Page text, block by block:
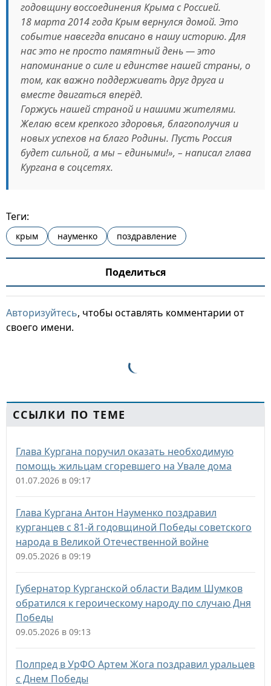
годовщину воссоединения Крыма с Россией.
18 марта 2014 года Крым вернулся домой. Это
событие навсегда вписано в нашу историю. Для
нас это не просто памятный день — это
напоминание о силе и единстве нашей страны, о
том, как важно поддерживать друг друга и
вместе двигаться вперёд.
Горжусь нашей страной и нашими жителями.
Желаю всем крепкого здоровья, благополучия и
новых успехов на благо Родины. Пусть Россия
будет сильной, а мы – едиными!», – написал глава
Кургана в соцсетях.
Теги:
крым науменко поздравление
Поделиться
Авторизуйтесь, чтобы оставлять комментарии от
своего имени.
ССЫЛКИ ПО ТЕМЕ
Глава Кургана поручил оказать необходимую
помощь жильцам сгоревшего на Увале дома
01.07.2026 в 09:17
Глава Кургана Антон Науменко поздравил
курганцев с 81-й годовщиной Победы советского
народа в Великой Отечественной войне
09.05.2026 в 09:19
Губернатор Курганской области Вадим Шумков
обратился к героическому народу по случаю Дня
Победы
09.05.2026 в 09:13
Полпред в УрФО Артем Жога поздравил уральцев
с Днем Победы